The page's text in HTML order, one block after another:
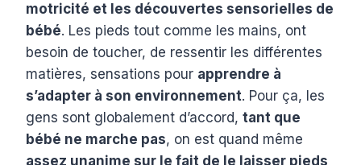
motricité et les découvertes sensorielles de
bébé. Les pieds tout comme les mains, ont
besoin de toucher, de ressentir les différentes
matières, sensations pour apprendre à
s’adapter à son environnement. Pour ça, les
gens sont globalement d’accord, tant que
bébé ne marche pas, on est quand même
assez unanime sur le fait de le laisser pieds